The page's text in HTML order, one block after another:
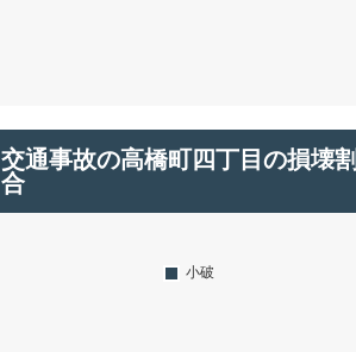
交通事故の高橋町四丁目の損壊割
合